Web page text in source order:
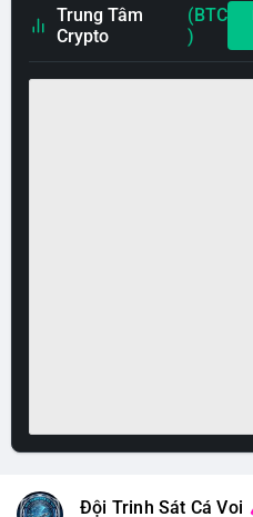
Trung Tâm
Crypto
(BTC
)
Đội Trinh Sát Cá Voi